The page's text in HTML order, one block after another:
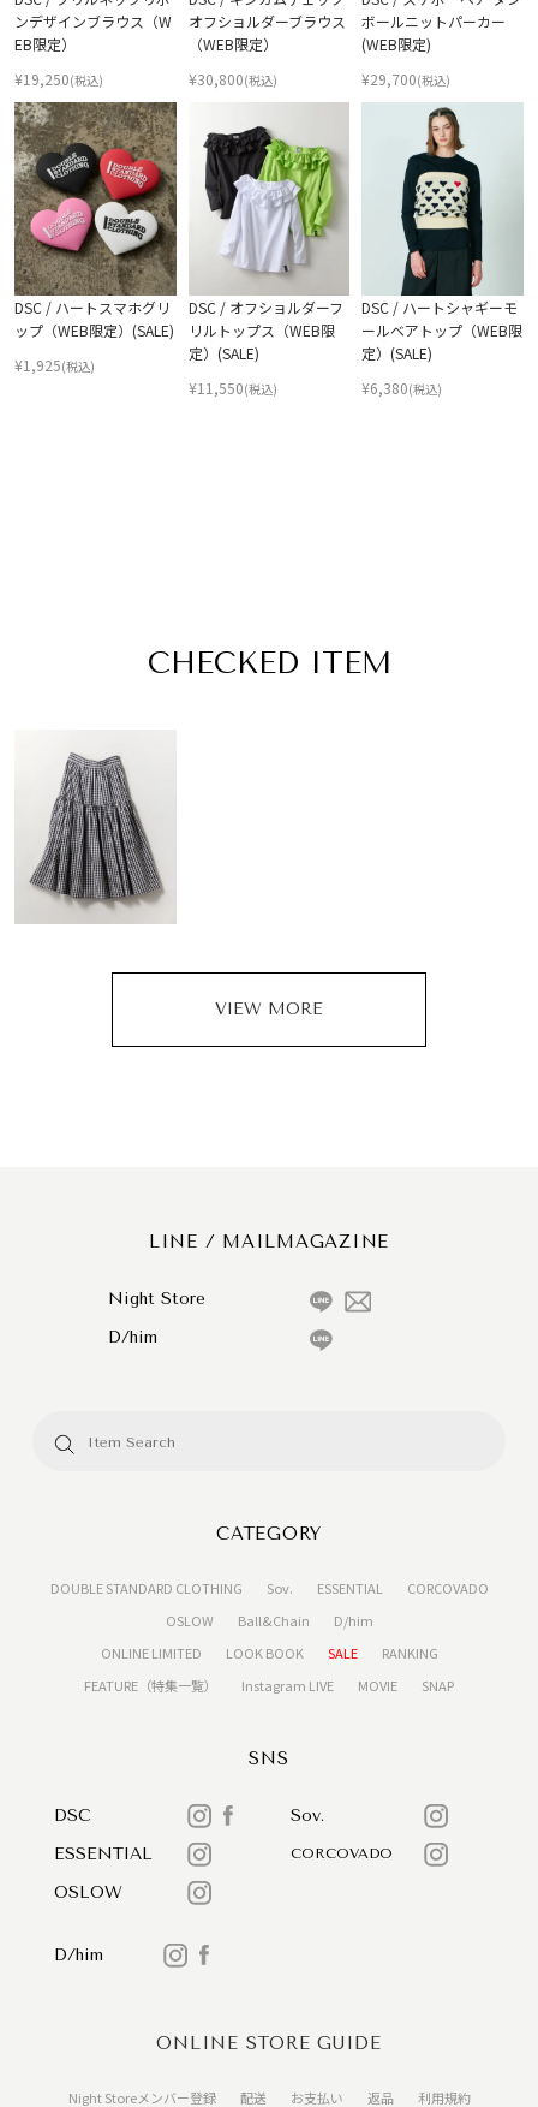
ンデザインブラウス（W
EB限定）
¥19,250(税込)
オフショルダーブラウス
（WEB限定）
¥30,800(税込)
ボールニットパーカー
(WEB限定)
¥29,700(税込)
DSC / ハートスマホグリ
ップ（WEB限定）(SALE)
¥1,925(税込)
DSC / オフショルダーフ
リルトップス（WEB限
定）(SALE)
¥11,550(税込)
DSC / ハートシャギーモ
ールベアトップ（WEB限
定）(SALE)
¥6,380(税込)
CHECKED ITEM
VIEW MORE
LINE / MAILMAGAZINE
Night Store
D/him
CATEGORY
DOUBLE STANDARD CLOTHING Sov. ESSENTIAL
CORCOVADO
OSLOW
Ball&Chain
D/him
ONLINE LIMITED
LOOK BOOK SALE
RANKING
FEATURE（特集一覧）
Instagram LIVE MOVIE SNAP
SNS
DSC
Sov.
ESSENTIAL
CORCOVADO
OSLOW
D/him
ONLINE STORE GUIDE
Night Storeメンバー登録 配送 お支払い 返品 利用規約